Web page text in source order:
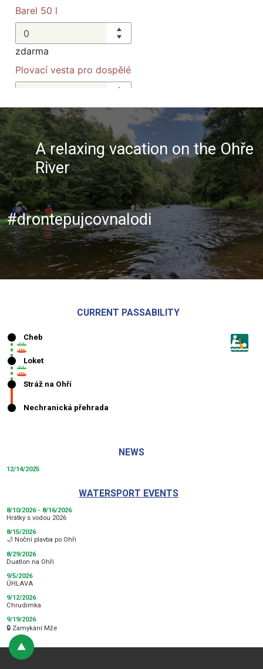
A relaxing vacation on the Ohře
River
#drontepujcovnalodi
CURRENT PASSABILITY
NEWS
12/14/2025
WATERSPORT EVENTS
8/10/2026 - 8/16/2026
Hrátky s vodou 2026
8/15/2026
🌙 Noční plavba po Ohři
8/29/2026
Duatlon na Ohři
9/5/2026
ÚHLAVA
9/12/2026
Chrudimka
9/19/2026
🔒 Zamykání Mže